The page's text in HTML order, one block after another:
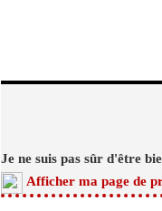
Je ne suis pas sûr d'être
Afficher ma page de